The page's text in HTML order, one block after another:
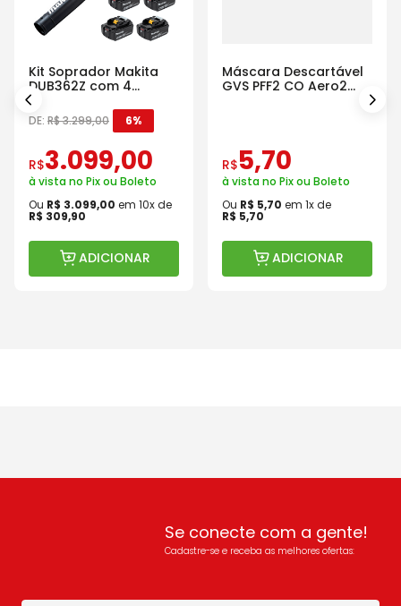
Kit Soprador Makita
DUB362Z com 4
Baterias Carregador e
Maleta
DE: R$3.299,00 6%
R$3.099,00
à vista no Pix ou Boleto
Ou R$ 3.099,00 em 10x de
R$ 309,90
ADICIONAR
Máscara Descartável
GVS PFF2 CO Aero2
R$5,70
à vista no Pix ou Boleto
Ou R$ 5,70 em 1x de
R$ 5,70
ADICIONAR
Se conecte com a gente!
Cadastre-se e receba as melhores ofertas: